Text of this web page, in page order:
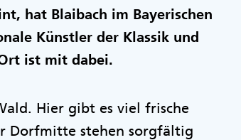
hat Blaibach im Bayerischen
Künstler der Klassik und
ist mit dabei.
Hier gibt es viel frische
Dorfmitte stehen sorgfältig